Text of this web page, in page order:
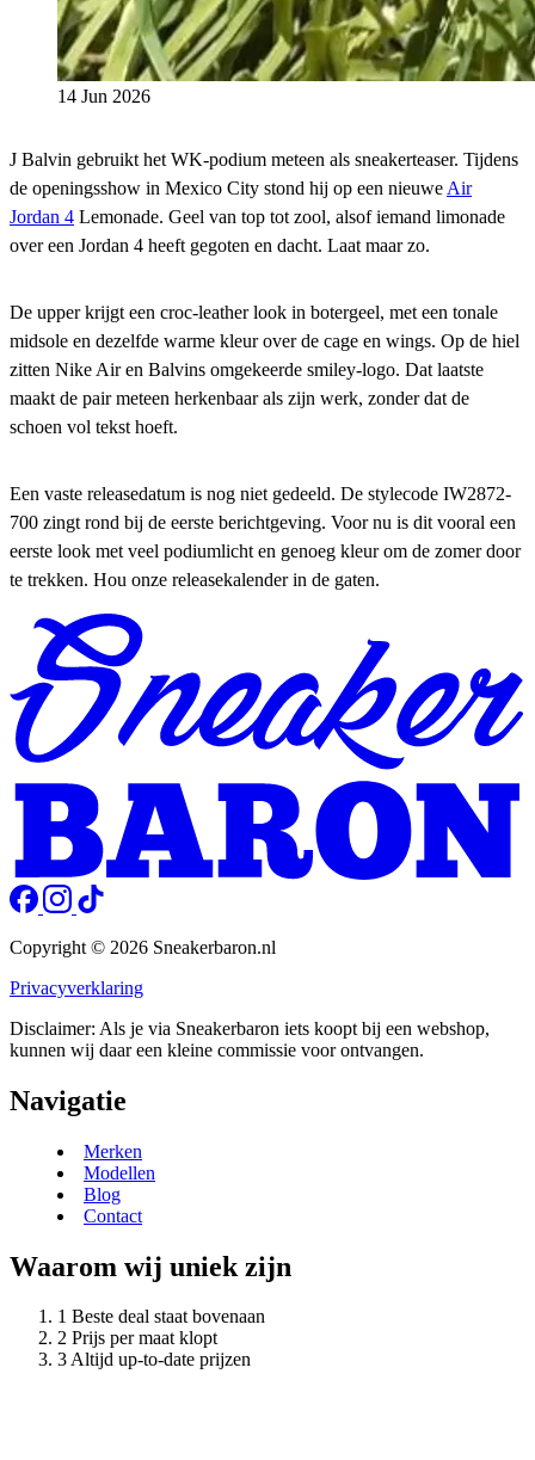
14 Jun 2026
J Balvin gebruikt het WK-podium meteen als sneakerteaser. Tijdens
de openingsshow in Mexico City stond hij op een nieuwe Air
Jordan 4 Lemonade. Geel van top tot zool, alsof iemand limonade
over een Jordan 4 heeft gegoten en dacht. Laat maar zo.
De upper krijgt een croc-leather look in botergeel, met een tonale
midsole en dezelfde warme kleur over de cage en wings. Op de hiel
zitten Nike Air en Balvins omgekeerde smiley-logo. Dat laatste
maakt de pair meteen herkenbaar als zijn werk, zonder dat de
schoen vol tekst hoeft.
Een vaste releasedatum is nog niet gedeeld. De stylecode IW2872-
700 zingt rond bij de eerste berichtgeving. Voor nu is dit vooral een
eerste look met veel podiumlicht en genoeg kleur om de zomer door
te trekken. Hou onze releasekalender in de gaten.
Copyright © 2026 Sneakerbaron.nl
Privacyverklaring
Disclaimer: Als je via Sneakerbaron iets koopt bij een webshop,
kunnen wij daar een kleine commissie voor ontvangen.
Navigatie
Merken
Modellen
Blog
Contact
Waarom wij uniek zijn
Beste deal staat bovenaan
Prijs per maat klopt
Altijd up-to-date prijzen